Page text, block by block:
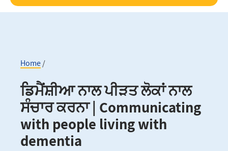
Breadcrumb
Home
ਡਿਮੈਂਸ਼ੀਆ ਨਾਲ ਪੀੜਤ ਲੋਕਾਂ ਨਾਲ
ਸੰਚਾਰ ਕਰਨਾ | Communicating
with people living with
dementia